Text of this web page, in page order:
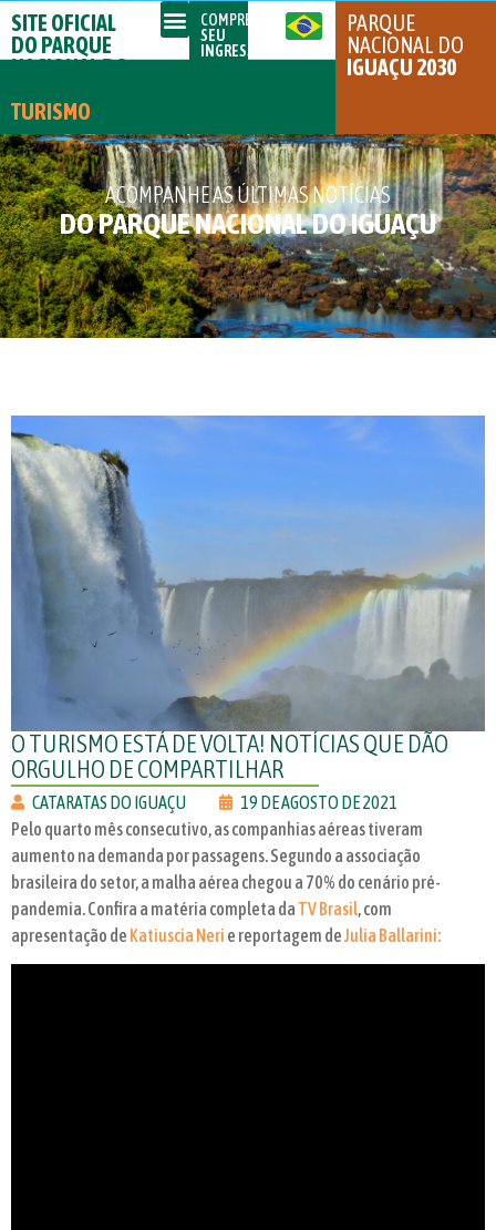
SITE OFICIAL
DO PARQUE
NACIONAL DO
TURISMO
COMPRE
SEU
INGRESSO
PARQUE
NACIONAL DO
IGUAÇU 2030
ACOMPANHE AS ÚLTIMAS NOTÍCIAS
DO PARQUE NACIONAL DO IGUAÇU
O TURISMO ESTÁ DE VOLTA! NOTÍCIAS QUE DÃO
ORGULHO DE COMPARTILHAR
CATARATAS DO IGUAÇU
19 DE AGOSTO DE 2021
Pelo quarto mês consecutivo, as companhias aéreas tiveram
aumento na demanda por passagens. Segundo a associação
brasileira do setor, a malha aérea chegou a 70% do cenário pré-
pandemia. Confira a matéria completa da TV Brasil, com
apresentação de Katiuscia Neri e reportagem deJulia Ballarini: